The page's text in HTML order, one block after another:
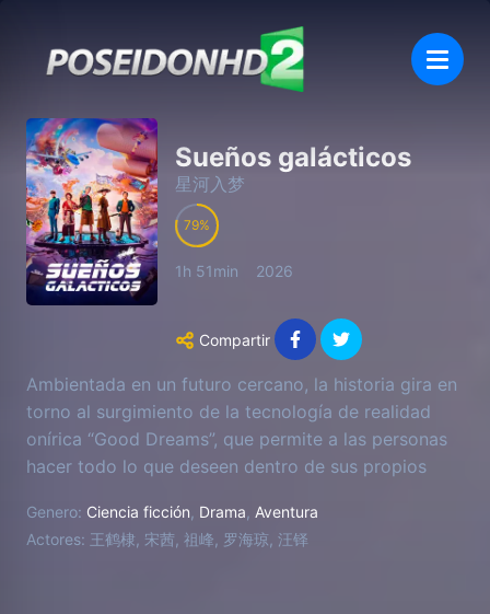
Sueños galácticos
星河入梦
79
1h 51min 2026
Compartir
Ambientada en un futuro cercano, la historia gira en
torno al surgimiento de la tecnología de realidad
onírica “Good Dreams”, que permite a las personas
hacer todo lo que deseen dentro de sus propios
crisis provocada por estos sueños comienza a
desarrollarse en silencio.
Genero: Ciencia ficción Drama Aventura
Actores: 王鹤棣, 宋茜, 祖峰, 罗海琼, 汪铎